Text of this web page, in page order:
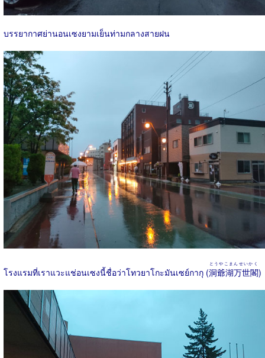
บรรยากาศย่านอนเซงยามเย็นท่ามกลางสายฝน
โรงแรมที่เราแวะแช่อนเซงนี้ชื่อว่าโทวยาโกะมันเซย์กากุ (洞爺湖万世閣
とうやこまんせいかく
)